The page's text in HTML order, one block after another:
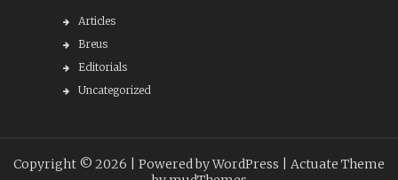
Articles
Breus
Editorials
Uncategorized
Copyright © 2026 | Powered by WordPress | Actuate Theme